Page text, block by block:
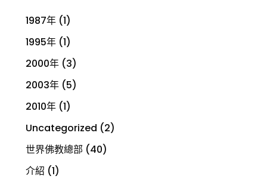
1987年 (1)
1995年 (1)
2000年 (3)
2003年 (5)
2010年 (1)
Uncategorized (2)
世界佛教總部 (40)
介紹 (1)